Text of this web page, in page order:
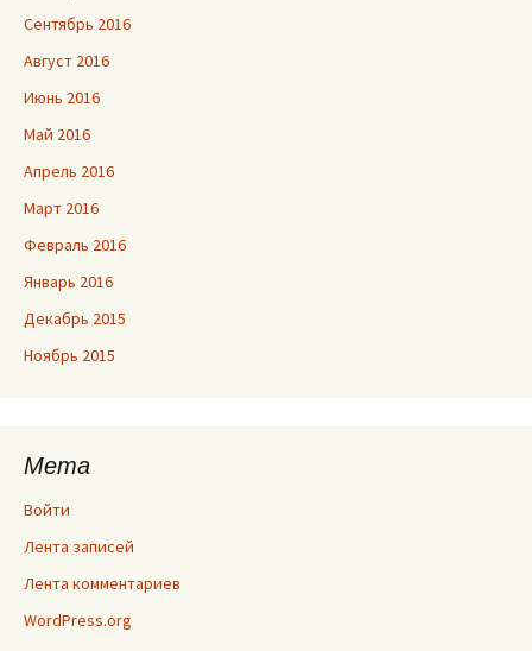
Сентябрь 2016
Август 2016
Июнь 2016
Май 2016
Апрель 2016
Март 2016
Февраль 2016
Январь 2016
Декабрь 2015
Ноябрь 2015
Мета
Войти
Лента записей
Лента комментариев
WordPress.org